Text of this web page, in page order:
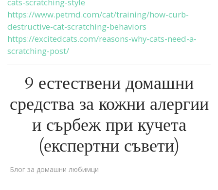
https://www.petmd.com/cat/training/how-curb-
destructive-cat-scratching-behaviors
https://excitedcats.com/reasons-why-cats-need-a-
scratching-post/
9 естествени домашни
средства за кожни алергии
и сърбеж при кучета
(експертни съвети)
Блог за домашни любимци